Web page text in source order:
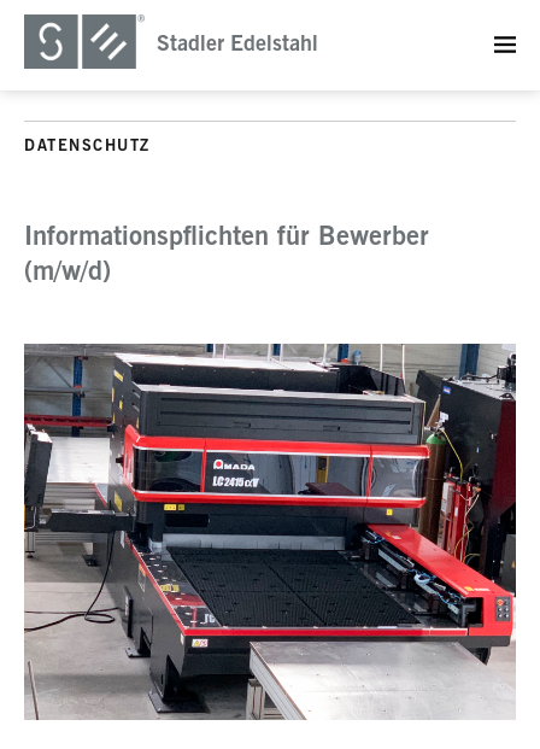
Stadler Edelstahl
DATENSCHUTZ
Informationspflichten für Bewerber
(m/w/d)